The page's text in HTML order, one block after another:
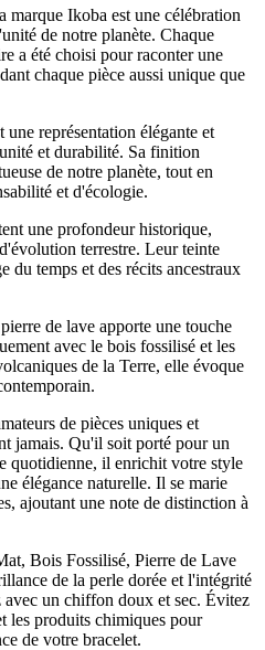
marque Ikoba est une célébration
de notre planète. Chaque
a été choisi pour raconter une
chaque pièce aussi unique que
représentation élégante et
et durabilité. Sa finition
de notre planète, tout en
et d'écologie.
une profondeur historique,
terrestre. Leur teinte
du temps et des récits ancestraux
de lave apporte une touche
avec le bois fossilisé et les
de la Terre, elle évoque
de pièces uniques et
jamais. Qu'il soit porté pour un
quotidienne, il enrichit votre style
élégance naturelle. Il se marie
ajoutant une note de distinction à
Bois Fossilisé, Pierre de Lave
de la perle dorée et l'intégrité
avec un chiffon doux et sec. Évitez
les produits chimiques pour
de votre bracelet.